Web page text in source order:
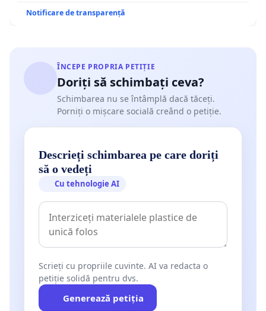
Notificare de transparență
ÎNCEPE PROPRIA PETIȚIE
Doriți să schimbați ceva?
Schimbarea nu se întâmplă dacă tăceți.
Porniți o mișcare socială creând o petiție.
Descrieți schimbarea pe care doriți
să o vedeți
Cu tehnologie AI
Scrieți cu propriile cuvinte. AI va redacta o
petiție solidă pentru dvs.
Generează petiția